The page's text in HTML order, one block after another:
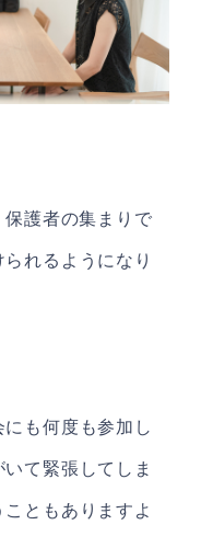
護者の集まりで
れるようになり
も何度も参加し
て緊張してしま
ともありますよ